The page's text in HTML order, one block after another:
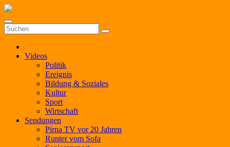
Zum
springen
Videos
Politik
Ereignis
Bildung & Soziales
Kultur
Sport
Wirtschaft
Sendungen
Pirna TV vor 20 Jahren
Runter vom Sofa